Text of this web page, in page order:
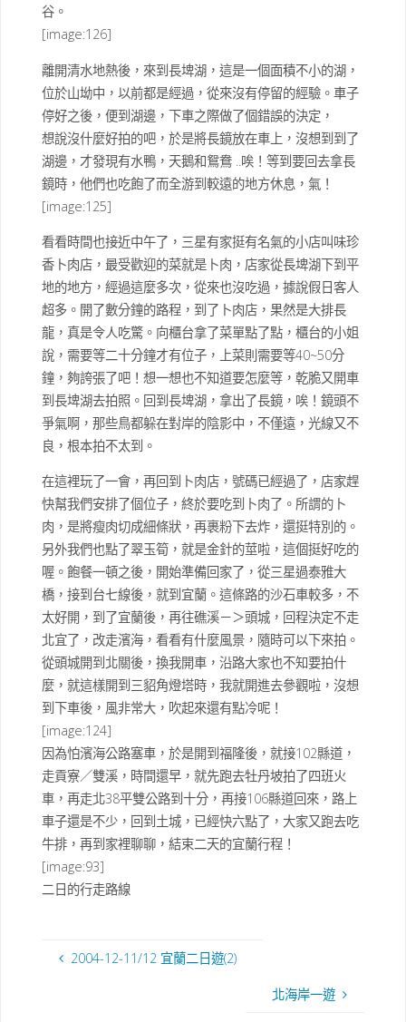
谷。
[image:126]
離開清水地熱後，來到長埤湖，這是一個面積不小的湖，
位於山坳中，以前都是經過，從來沒有停留的經驗。車子
停好之後，便到湖邊，下車之際做了個錯誤的決定，
想說沒什麼好拍的吧，於是將長鏡放在車上，沒想到到了
湖邊，才發現有水鴨，天鵝和鴛鴦 ..唉！等到要回去拿長
鏡時，他們也吃飽了而全游到較遠的地方休息，氣！
[image:125]
看看時間也接近中午了，三星有家挺有名氣的小店叫味珍
香卜肉店，最受歡迎的菜就是卜肉，店家從長埤湖下到平
地的地方，經過這麼多次，從來也沒吃過，據說假日客人
超多。開了數分鐘的路程，到了卜肉店，果然是大排長
龍，真是令人吃驚。向櫃台拿了菜單點了點，櫃台的小姐
說，需要等二十分鐘才有位子，上菜則需要等40~50分
鐘，夠誇張了吧！想一想也不知道要怎麼等，乾脆又開車
到長埤湖去拍照。回到長埤湖，拿出了長鏡，唉！鏡頭不
爭氣啊，那些鳥都躲在對岸的陰影中，不僅遠，光線又不
良，根本拍不太到。
在這裡玩了一會，再回到卜肉店，號碼已經過了，店家趕
快幫我們安排了個位子，終於要吃到卜肉了。所謂的卜
肉，是將瘦肉切成細條狀，再裹粉下去炸，還挺特別的。
另外我們也點了翠玉筍，就是金針的莖啦，這個挺好吃的
喔。飽餐一頓之後，開始準備回家了，從三星過泰雅大
橋，接到台七線後，就到宜蘭。這條路的沙石車較多，不
太好開，到了宜蘭後，再往礁溪－＞頭城，回程決定不走
北宜了，改走濱海，看看有什麼風景，隨時可以下來拍。
從頭城開到北關後，換我開車，沿路大家也不知要拍什
麼，就這樣開到三貂角燈塔時，我就開進去參觀啦，沒想
到下車後，風非常大，吹起來還有點冷呢！
[image:124]
因為怕濱海公路塞車，於是開到福隆後，就接102縣道，
走貢寮／雙溪，時間還早，就先跑去牡丹坡拍了四班火
車，再走北38平雙公路到十分，再接106縣道回來，路上
車子還是不少，回到土城，已經快六點了，大家又跑去吃
牛排，再到家裡聊聊，結束二天的宜蘭行程！
[image:93]
二日的行走路線
2004-12-11/12 宜蘭二日遊(2)
北海岸一遊